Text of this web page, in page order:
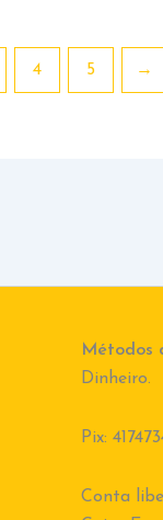
4 5 →
Métodos
Dinheiro.
Pix:
Conta